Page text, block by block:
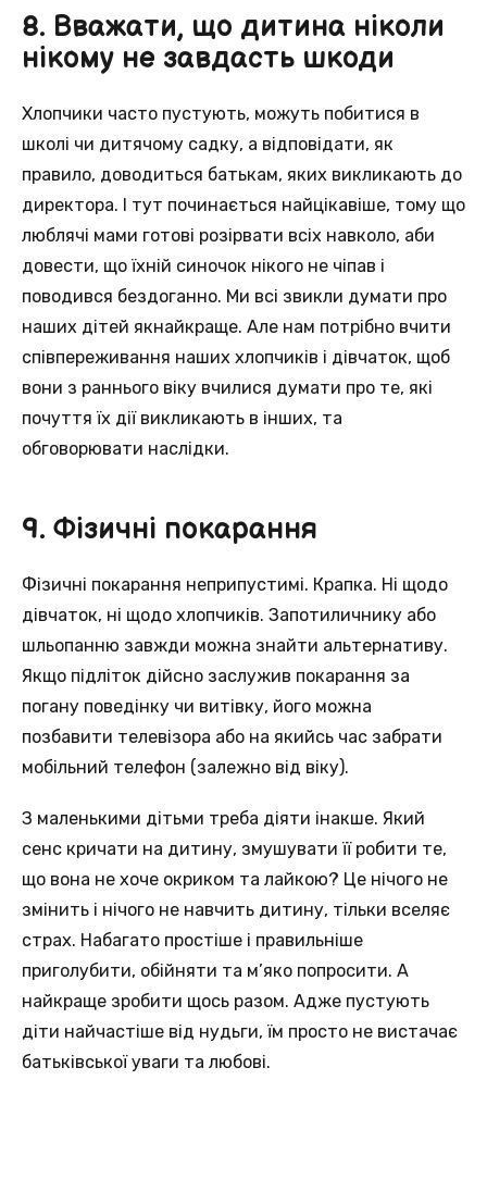
8. Вважати, що дитина ніколи
нікому не завдасть шкоди
Хлопчики часто пустують, можуть побитися в
школі чи дитячому садку, а відповідати, як
правило, доводиться батькам, яких викликають до
директора. І тут починається найцікавіше, тому що
люблячі мами готові розірвати всіх навколо, аби
довести, що їхній синочок нікого не чіпав і
поводився бездоганно. Ми всі звикли думати про
наших дітей якнайкраще. Але нам потрібно вчити
співпереживання наших хлопчиків і дівчаток, щоб
вони з раннього віку вчилися думати про те, які
почуття їх дії викликають в інших, та
обговорювати наслідки.
9. Фізичні покарання
Фізичні покарання неприпустимі. Крапка. Ні щодо
дівчаток, ні щодо хлопчиків. Запотиличнику або
шльопанню завжди можна знайти альтернативу.
Якщо підліток дійсно заслужив покарання за
погану поведінку чи витівку, його можна
позбавити телевізора або на якийсь час забрати
мобільний телефон (залежно від віку).
З маленькими дітьми треба діяти інакше. Який
сенс кричати на дитину, змушувати її робити те,
що вона не хоче окриком та лайкою? Це нічого не
змінить і нічого не навчить дитину, тільки вселяє
страх. Набагато простіше і правильніше
приголубити, обійняти та м’яко попросити. А
найкраще зробити щось разом. Адже пустують
діти найчастіше від нудьги, їм просто не вистачає
батьківської уваги та любові.